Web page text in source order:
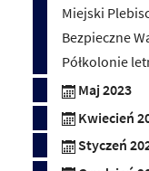
Miejski
Bezpieczne
Półkolonie
Maj 2023
Kwiecień
Styczeń